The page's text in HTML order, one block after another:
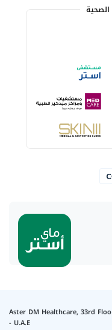
Aster DM Healthcare, 33rd
- U.A.E